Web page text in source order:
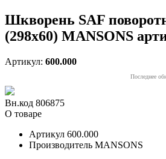
Шкворень SAF
(298x60) MANSONS
Артикул: 600.000
Последнее
Вн.код 806875
О товаре
Артикул 600.000
Производитель MANSONS